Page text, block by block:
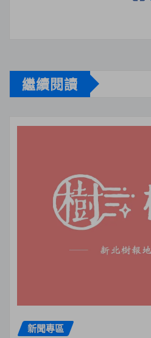
繼續閱讀
新聞專區